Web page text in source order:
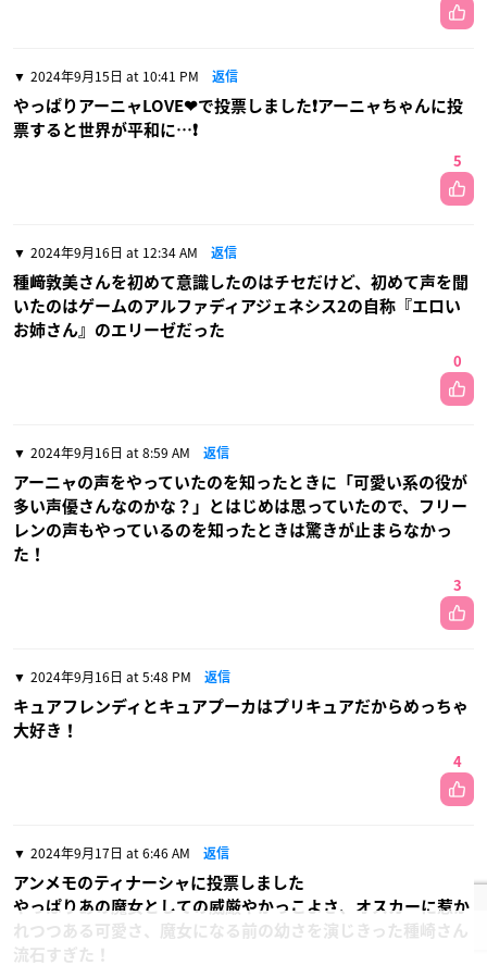
2024年9月15日 at 10:41 PM 返信
やっぱりアーニャLOVE❤で投票しました❗アーニャちゃんに投
票すると世界が平和に…❗
5
2024年9月16日 at 12:34 AM 返信
種﨑敦美さんを初めて意識したのはチセだけど、初めて声を聞
いたのはゲームのアルファディアジェネシス2の自称『エロい
お姉さん』のエリーゼだった
0
2024年9月16日 at 8:59 AM 返信
アーニャの声をやっていたのを知ったときに「可愛い系の役が
多い声優さんなのかな？」とはじめは思っていたので、フリー
レンの声もやっているのを知ったときは驚きが止まらなかっ
た！
3
2024年9月16日 at 5:48 PM 返信
キュアフレンディとキュアプーカはプリキュアだからめっちゃ
大好き！
4
2024年9月17日 at 6:46 AM 返信
アンメモのティナーシャに投票しました
やっぱりあの魔女としての威厳やかっこよさ、オスカーに惹か
れつつある可愛さ、魔女になる前の幼さを演じきった種崎さん
流石すぎた！